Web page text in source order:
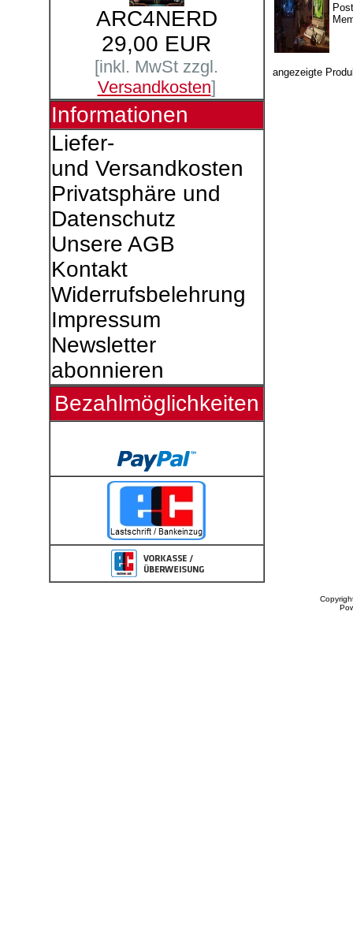
ARC4NERD
29,00 EUR
[inkl. MwSt zzgl.
Versandkosten]
Informationen
Liefer-
und Versandkosten
Privatsphäre und
Datenschutz
Unsere AGB
Kontakt
Widerrufsbelehrung
Impressum
Newsletter
abonnieren
Bezahlmöglichkeiten
angezeigte